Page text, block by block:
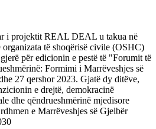
i projektit REAL DEAL u takua në
organizata të shoqërisë civile (OSHC)
për edicionin e pestë të "Forumit të
Formimi i Marrëveshjes së
27 qershor 2023. Gjatë dy ditëve,
e drejtë, demokracinë
dhe qëndrueshmërinë mjedisore
e Marrëveshjes së Gjelbër